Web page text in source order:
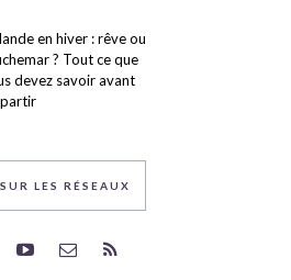
en hiver : rêve ou
? Tout ce que
devez savoir avant
LES RÉSEAUX